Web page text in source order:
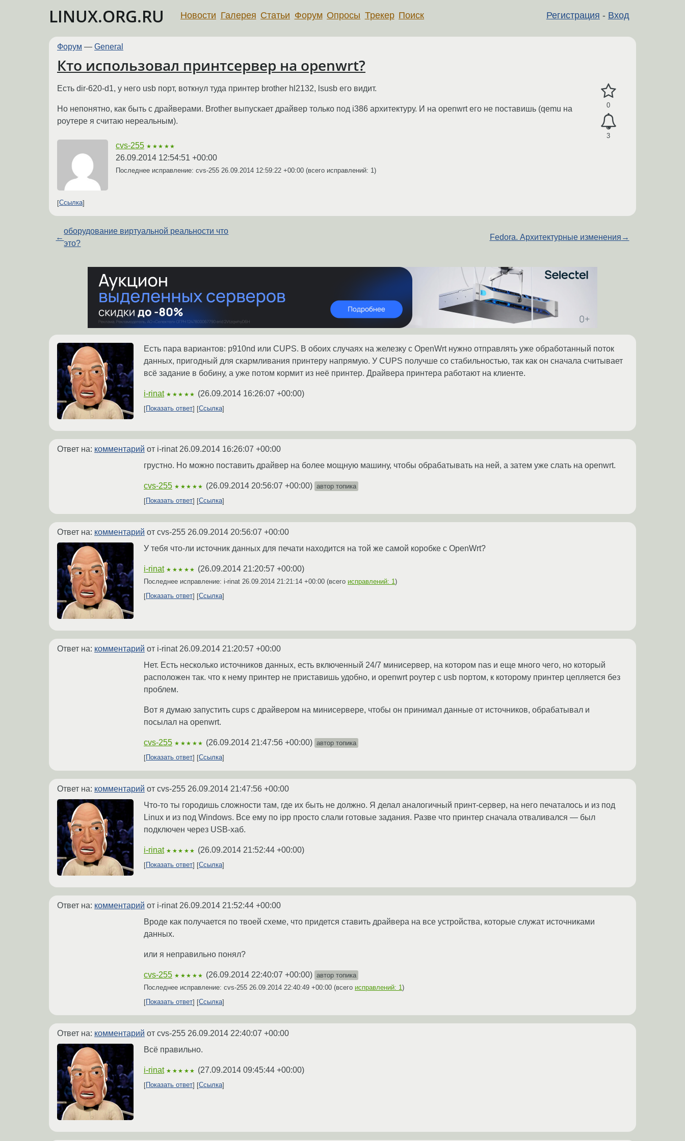
LINUX.ORG.RU Регистрация - Вход
Новости Галерея Статьи Форум Опросы Трекер Поиск
Форум — General
Кто использовал принтсервер на openwrt?
0
3
Есть dir-620-d1, у него usb порт, воткнул туда принтер brother hl2132, lsusb его видит.
Но непонятно, как быть с драйверами. Brother выпускает драйвер только под i386 архитектуру. И на openwrt его не поставишь (qemu на
роутере я считаю нереальным).
cvs-255 ★★★★★
26.09.2014 12:54:51 +00:00
Последнее исправление: cvs-255 26.09.2014 12:59:22 +00:00 (всего исправлений: 1)
Ссылка
←
оборудование виртуальной реальности что
это?
Fedora. Архитектурные изменения →
Есть пара вариантов: p910nd или CUPS. В обоих случаях на железку с OpenWrt нужно отправлять уже обработанный поток
данных, пригодный для скармливания принтеру напрямую. У CUPS получше со стабильностью, так как он сначала считывает
всё задание в бобину, а уже потом кормит из неё принтер. Драйвера принтера работают на клиенте.
i-rinat ★★★★★ (26.09.2014 16:26:07 +00:00)
Показать ответ Ссылка
Ответ на: комментарий от i-rinat 26.09.2014 16:26:07 +00:00
грустно. Но можно поставить драйвер на более мощную машину, чтобы обрабатывать на ней, а затем уже слать на openwrt.
cvs-255 ★★★★★ (26.09.2014 20:56:07 +00:00) автор топика
Показать ответ
Ссылка
Ответ на: комментарий от cvs-255 26.09.2014 20:56:07 +00:00
У тебя что-ли источник данных для печати находится на той же самой коробке с OpenWrt?
i-rinat ★★★★★ (26.09.2014 21:20:57 +00:00)
Последнее исправление: i-rinat 26.09.2014 21:21:14 +00:00 (всего исправлений: 1 )
Показать ответ
Ссылка
Ответ на: комментарий от i-rinat 26.09.2014 21:20:57 +00:00
Нет. Есть несколько источников данных, есть включенный 24/7 минисервер, на котором nas и еще много чего, но который
расположен так. что к нему принтер не приставишь удобно, и openwrt роутер с usb портом, к которому принтер цепляется без
проблем.
Вот я думаю запустить cups с драйвером на минисервере, чтобы он принимал данные от источников, обрабатывал и
посылал на openwrt.
cvs-255 ★★★★★ (26.09.2014 21:47:56 +00:00) автор топика
Показать ответ
Ссылка
Ответ на: комментарий от cvs-255 26.09.2014 21:47:56 +00:00
Что-то ты городишь сложности там, где их быть не должно. Я делал аналогичный принт-сервер, на него печаталось и из под
Linux и из под Windows. Все ему по ipp просто слали готовые задания. Разве что принтер сначала отваливался — был
подключен через USB-хаб.
i-rinat ★★★★★ (26.09.2014 21:52:44 +00:00)
Показать ответ Ссылка
Ответ на: комментарий от i-rinat 26.09.2014 21:52:44 +00:00
Вроде как получается по твоей схеме, что придется ставить драйвера на все устройства, которые служат источниками
данных.
или я неправильно понял?
cvs-255 ★★★★★ (26.09.2014 22:40:07 +00:00) автор топика
Последнее исправление: cvs-255 26.09.2014 22:40:49 +00:00 (всего исправлений: 1 )
Показать ответ
Ссылка
Ответ на: комментарий от cvs-255 26.09.2014 22:40:07 +00:00
Всё правильно.
i-rinat ★★★★★ (27.09.2014 09:45:44 +00:00)
Показать ответ Ссылка